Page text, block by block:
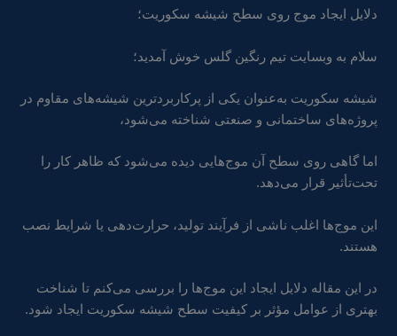
دلایل ایجاد موج روی سطح شیشه سکوریت؛
سلام به وبسایت تیم رنگین گلس خوش آمدید؛
شیشه سکوریت به‌عنوان یکی از پرکاربردترین شیشه‌های مقاوم در
پروژه‌های ساختمانی و صنعتی شناخته می‌شود،
اما گاهی روی سطح آن موج‌هایی دیده می‌شود که ظاهر کار را
تحت‌تأثیر قرار می‌دهد.
این موج‌ها اغلب ناشی از فرآیند تولید، حرارت‌دهی یا شرایط نصب
هستند.
در این مقاله دلایل ایجاد این موج‌ها را بررسی می‌کنم تا شناخت
بهتری از عوامل مؤثر بر کیفیت سطح شیشه سکوریت ایجاد شود.